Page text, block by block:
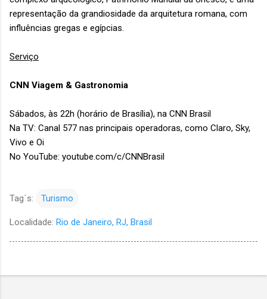
representação da grandiosidade da arquitetura romana, com
influências gregas e egípcias.
Serviço
CNN Viagem & Gastronomia
Sábados, às 22h (horário de Brasília), na CNN Brasil
Na TV: Canal 577 nas principais operadoras, como Claro, Sky,
Vivo e Oi
No YouTube: youtube.com/c/CNNBrasil
Tag´s: Turismo
Localidade: Rio de Janeiro, RJ, Brasil